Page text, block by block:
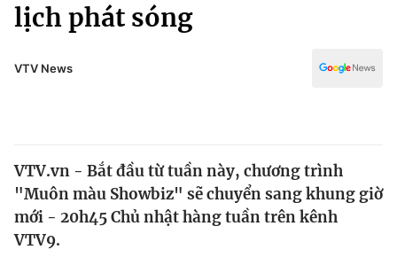
Chính trị
Thế giới
Tin tức
Truyền hình
Y tế
lịch phát sóng
VTV News
VTV.vn - Bắt đầu từ tuần này, chương trình
"Muôn màu Showbiz" sẽ chuyển sang khung giờ
mới - 20h45 Chủ nhật hàng tuần trên kênh
VTV9.